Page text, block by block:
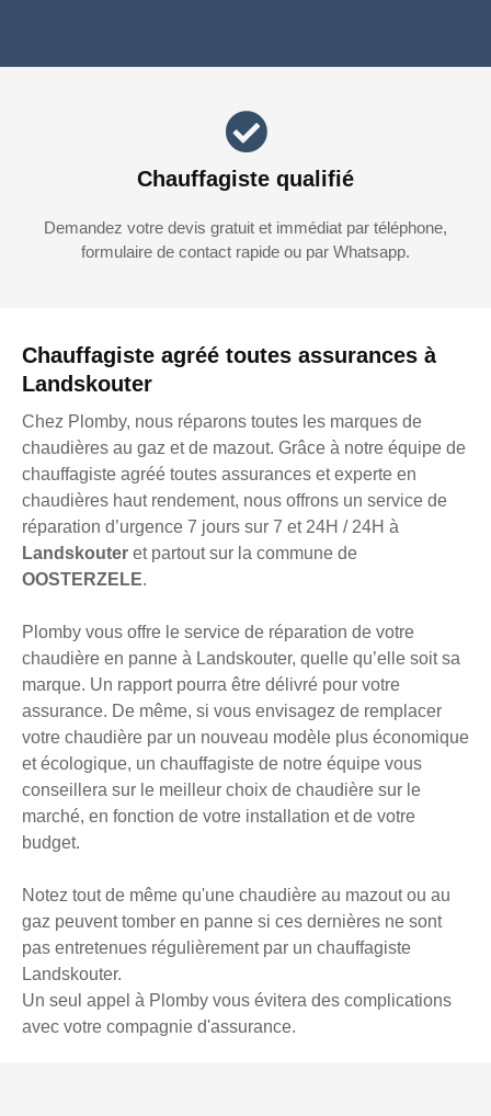
Chauffagiste agréé toutes assurances à
Landskouter
Chez Plomby, nous réparons toutes les marques de
chaudières au gaz et de mazout. Grâce à notre équipe de
chauffagiste agréé toutes assurances et experte en
chaudières haut rendement, nous offrons un service de
réparation d’urgence 7 jours sur 7 et 24H / 24H à
Landskouter et partout sur la commune de
OOSTERZELE.
Plomby vous offre le service de réparation de votre
chaudière en panne à Landskouter, quelle qu’elle soit sa
marque. Un rapport pourra être délivré pour votre
assurance. De même, si vous envisagez de remplacer
votre chaudière par un nouveau modèle plus économique
et écologique, un chauffagiste de notre équipe vous
conseillera sur le meilleur choix de chaudière sur le
marché, en fonction de votre installation et de votre
budget.
Notez tout de même qu'une chaudière au mazout ou au
gaz peuvent tomber en panne si ces dernières ne sont
pas entretenues régulièrement par un chauffagiste
Landskouter.
Un seul appel à Plomby vous évitera des complications
avec votre compagnie d'assurance.
Chauffagiste qualifié
Demandez votre devis gratuit et immédiat par téléphone,
formulaire de contact rapide ou par Whatsapp.